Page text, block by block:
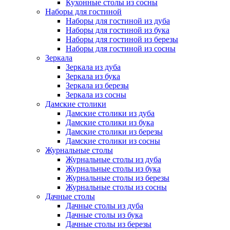
Кухонные столы из сосны
Наборы для гостиной
Наборы для гостиной из дуба
Наборы для гостиной из бука
Наборы для гостиной из березы
Наборы для гостиной из сосны
Зеркала
Зеркала из дуба
Зеркала из бука
Зеркала из березы
Зеркала из сосны
Дамские столики
Дамские столики из дуба
Дамские столики из бука
Дамские столики из березы
Дамские столики из сосны
Журнальные столы
Журнальные столы из дуба
Журнальные столы из бука
Журнальные столы из березы
Журнальные столы из сосны
Дачные столы
Дачные столы из дуба
Дачные столы из бука
Дачные столы из березы